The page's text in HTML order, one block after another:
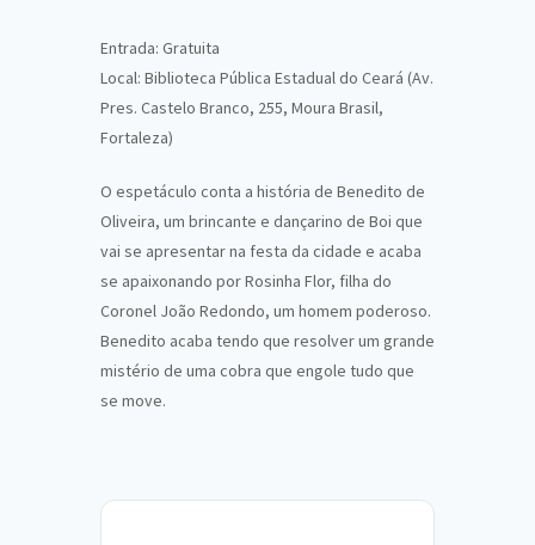
Entrada: Gratuita
Local: Biblioteca Pública Estadual do Ceará (Av.
Pres. Castelo Branco, 255, Moura Brasil,
Fortaleza)
O espetáculo conta a história de Benedito de
Oliveira, um brincante e dançarino de Boi que
vai se apresentar na festa da cidade e acaba
se apaixonando por Rosinha Flor, filha do
Coronel João Redondo, um homem poderoso.
Benedito acaba tendo que resolver um grande
mistério de uma cobra que engole tudo que
se move.